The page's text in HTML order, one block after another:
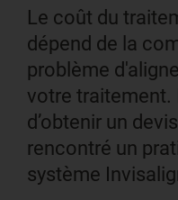
Le coût du
dépend de la
problème
votre traitement.
d’obtenir un
rencontré un
système